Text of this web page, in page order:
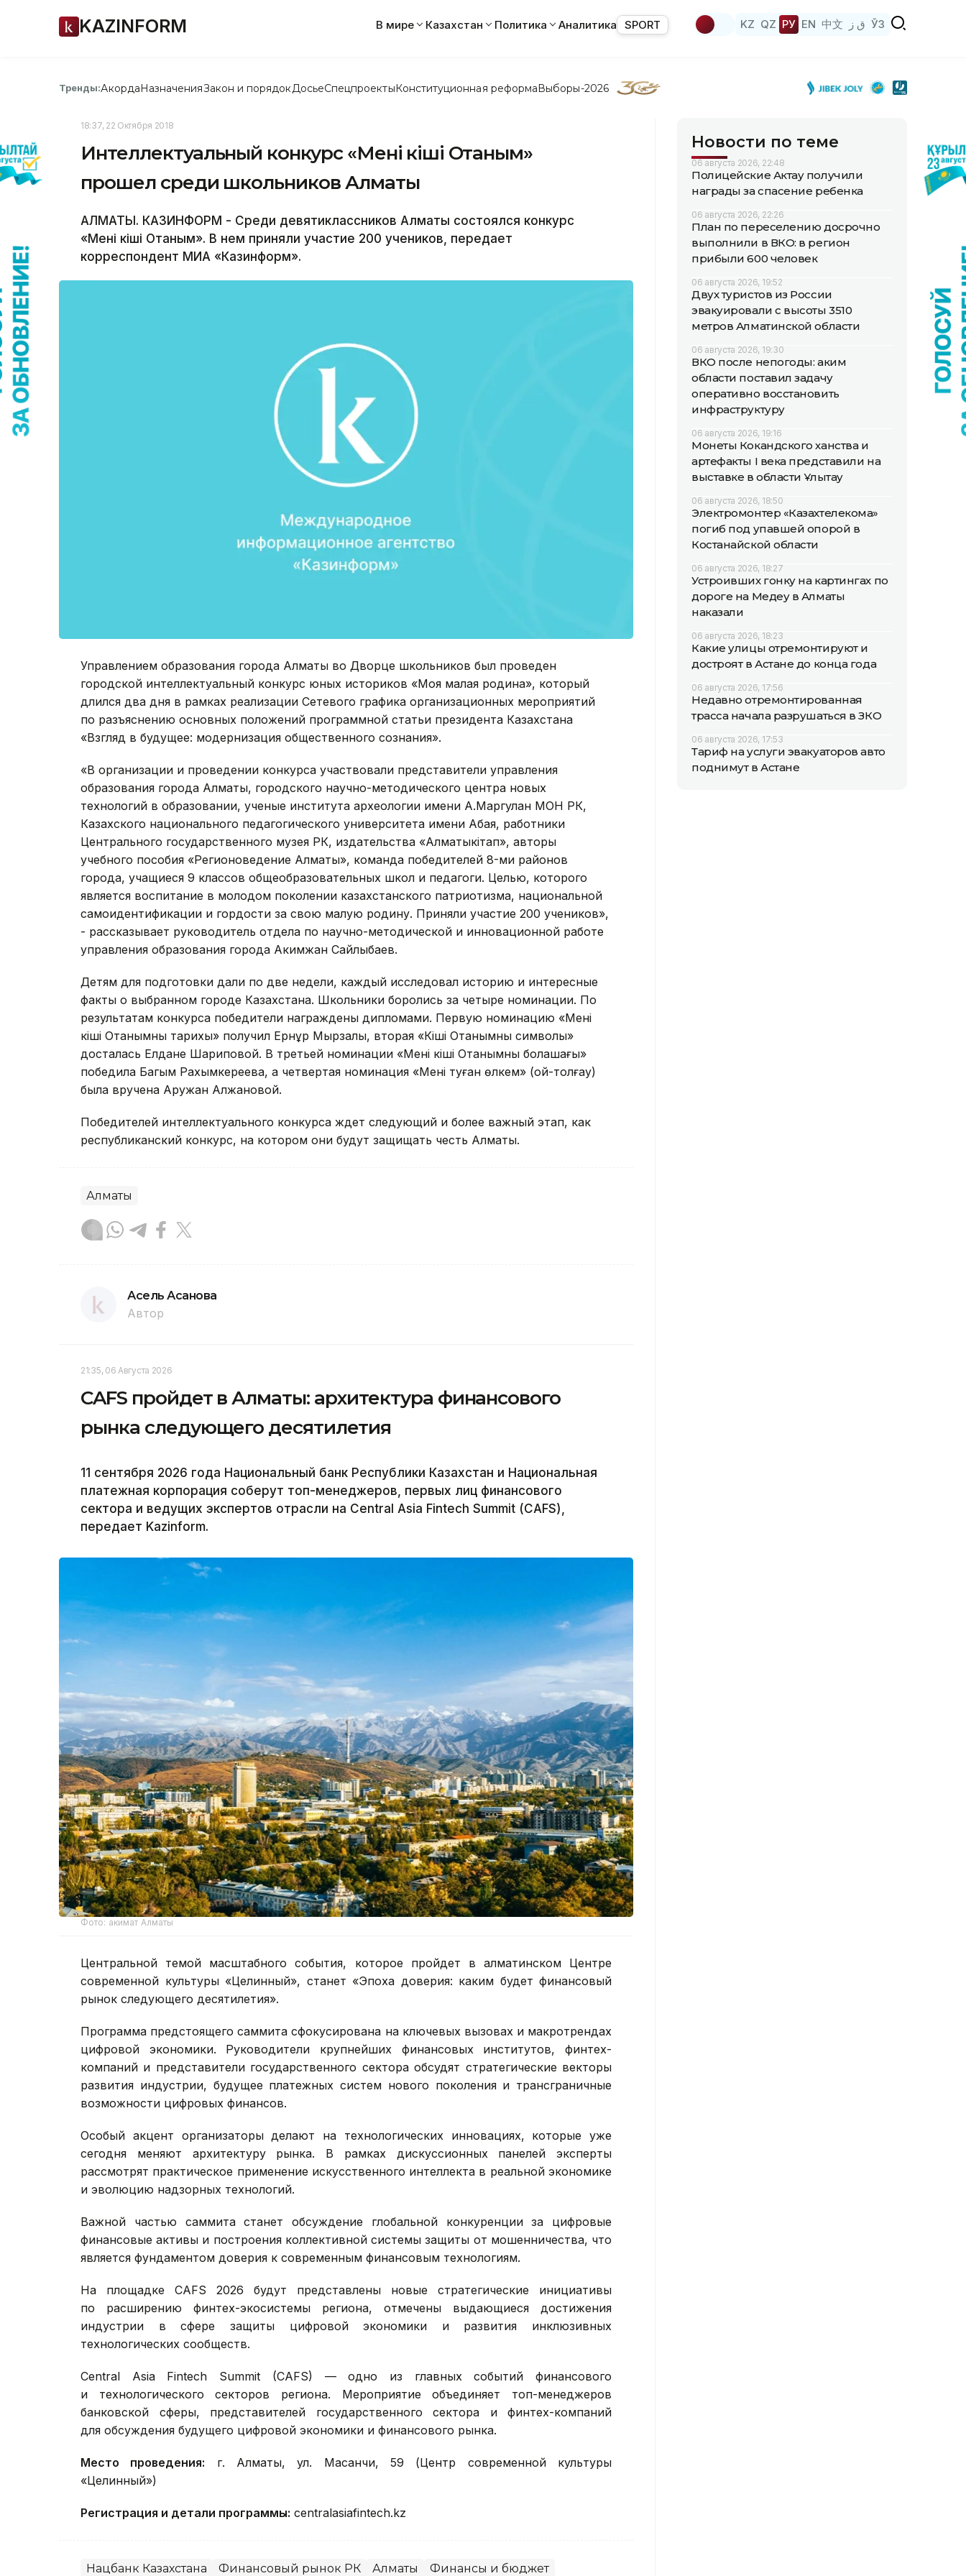
KAZINFORM В мире Казахстан Политика Аналитика SPORT KZ QZ РУ EN 中文 ق ز ЎЗ
Тренды:АкордаНазначенияЗакон и порядок ДосьеСпецпроектыКонституционная реформаВыборы-2026
18:37, 22 Октября 2018
Интеллектуальный конкурс «Менің кіші Отаным»
прошел среди школьников Алматы
АЛМАТЫ. КАЗИНФОРМ - Среди девятиклассников Алматы состоялся конкурс
«Менің кіші Отаным». В нем приняли участие 200 учеников, передает
корреспондент МИА «Казинформ».
Управлением образования города Алматы во Дворце школьников был проведен
городской интеллектуальный конкурс юных историков «Моя малая родина», который
длился два дня в рамках реализации Сетевого графика организационных мероприятий
по разъяснению основных положений программной статьи президента Казахстана
«Взгляд в будущее: модернизация общественного сознания».
«В организации и проведении конкурса участвовали представители управления
образования города Алматы, городского научно-методического центра новых
технологий в образовании, ученые института археологии имени А.Маргулан МОН РК,
Казахского национального педагогического университета имени Абая, работники
Центрального государственного музея РК, издательства «Алматыкітап», авторы
учебного пособия «Регионоведение Алматы», команда победителей 8-ми районов
города, учащиеся 9 классов общеобразовательных школ и педагоги. Целью, которого
является воспитание в молодом поколении казахстанского патриотизма, национальной
самоидентификации и гордости за свою малую родину. Приняли участие 200 учеников»,
- рассказывает руководитель отдела по научно-методической и инновационной работе
управления образования города Акимжан Сайлыбаев.
Детям для подготовки дали по две недели, каждый исследовал историю и интересные
факты о выбранном городе Казахстана. Школьники боролись за четыре номинации. По
результатам конкурса победители награждены дипломами. Первую номинацию «Менің
кіші Отанымның тарихы» получил Ернұр Мырзалы, вторая «Кіші Отанымның символы»
досталась Елдане Шариповой. В третьей номинации «Менің кіші Отанымның болашағы»
победила Багым Рахымкереева, а четвертая номинация «Менің туған өлкем» (ой-толғау)
была вручена Аружан Алжановой.
Победителей интеллектуального конкурса ждет следующий и более важный этап, как
республиканский конкурс, на котором они будут защищать честь Алматы.
Алматы
Асель Асанова
Автор
21:35, 06 Августа 2026
CAFS пройдет в Алматы: архитектура финансового
рынка следующего десятилетия
11 сентября 2026 года Национальный банк Республики Казахстан и Национальная
платежная корпорация соберут топ-менеджеров, первых лиц финансового
сектора и ведущих экспертов отрасли на Central Asia Fintech Summit (CAFS),
передает Kazinform.
Фото: акимат Алматы
Центральной темой масштабного события, которое пройдет в алматинском Центре
современной культуры «Целинный», станет «Эпоха доверия: каким будет финансовый
рынок следующего десятилетия».
Программа предстоящего саммита сфокусирована на ключевых вызовах и макротрендах
цифровой экономики. Руководители крупнейших финансовых институтов, финтех-
компаний и представители государственного сектора обсудят стратегические векторы
развития индустрии, будущее платежных систем нового поколения и трансграничные
возможности цифровых финансов.
Особый акцент организаторы делают на технологических инновациях, которые уже
сегодня меняют архитектуру рынка. В рамках дискуссионных панелей эксперты
рассмотрят практическое применение искусственного интеллекта в реальной экономике
и эволюцию надзорных технологий.
Важной частью саммита станет обсуждение глобальной конкуренции за цифровые
финансовые активы и построения коллективной системы защиты от мошенничества, что
является фундаментом доверия к современным финансовым технологиям.
На площадке CAFS 2026 будут представлены новые стратегические инициативы
по расширению финтех-экосистемы региона, отмечены выдающиеся достижения
индустрии в сфере защиты цифровой экономики и развития инклюзивных
технологических сообществ.
Central Asia Fintech Summit (CAFS) — одно из главных событий финансового
и технологического секторов региона. Мероприятие объединяет топ-менеджеров
банковской сферы, представителей государственного сектора и финтех-компаний
для обсуждения будущего цифровой экономики и финансового рынка.
Место проведения: г. Алматы, ул. Масанчи, 59 (Центр современной культуры
«Целинный»)
Регистрация и детали программы: centralasiafintech.kz
Нацбанк Казахстана Финансовый рынок РК Алматы Финансы и бюджет
Новости по теме
06 августа 2026, 22:48
Полицейские Актау получили
награды за спасение ребенка
06 августа 2026, 22:26
План по переселению досрочно
выполнили в ВКО: в регион
прибыли 600 человек
06 августа 2026, 19:52
Двух туристов из России
эвакуировали с высоты 3510
метров Алматинской области
06 августа 2026, 19:30
ВКО после непогоды: аким
области поставил задачу
оперативно восстановить
инфраструктуру
06 августа 2026, 19:16
Монеты Кокандского ханства и
артефакты I века представили на
выставке в области Ұлытау
06 августа 2026, 18:50
Электромонтер «Казахтелекома»
погиб под упавшей опорой в
Костанайской области
06 августа 2026, 18:27
Устроивших гонку на картингах по
дороге на Медеу в Алматы
наказали
06 августа 2026, 18:23
Какие улицы отремонтируют и
достроят в Астане до конца года
06 августа 2026, 17:56
Недавно отремонтированная
трасса начала разрушаться в ЗКО
06 августа 2026, 17:53
Тариф на услуги эвакуаторов авто
поднимут в Астане